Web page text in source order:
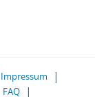
Impressum
FAQ